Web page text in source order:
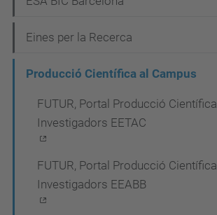
g
a
Eines per la Recerca
Producció Científica al Campus
FUTUR, Portal Producció Científica
Investigadors EETAC
FUTUR, Portal Producció Científica
Investigadors EEABB